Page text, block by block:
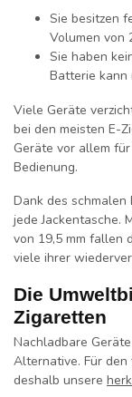
Sie besitzen
Volumen von
Sie haben
Batterie
Viele Geräte
bei den meisten E-
Geräte vor allem
Bedienung.
Dank des
jede Jackentasche.
von 19,5 mm fallen
viele ihrer
Die
Zigaretten
Nachladbare
Alternative. Für
deshalb unsere